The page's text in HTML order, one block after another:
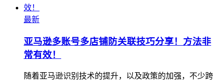
最新
亚马逊多账号多店铺防关联技巧分享！方法非
常有效！
随着亚马逊识别技术的提升，以及政策的加强，不少跨